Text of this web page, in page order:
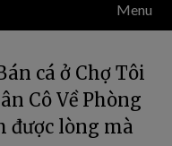
Menu
cá ở Chợ Tôi
Cô Về Phòng
được lòng mà